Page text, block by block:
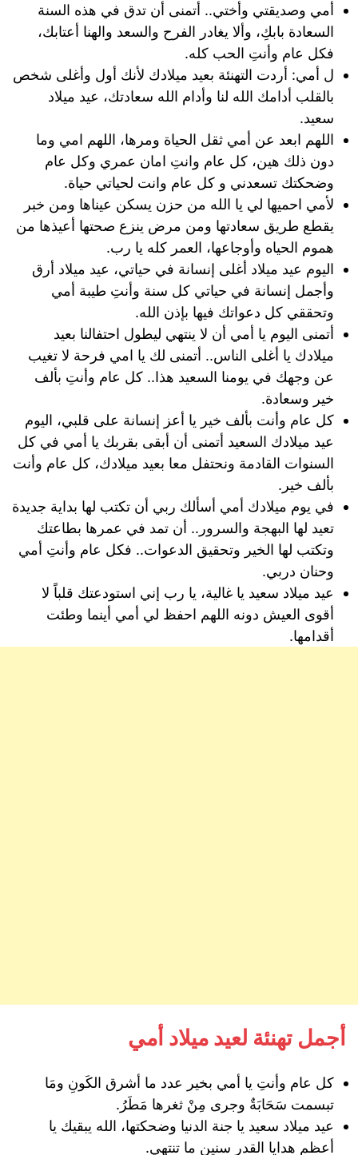
أمي وصديقتي وأختي.. أتمنى أن تدق في هذه السنة
السعادة بابكِ، وألا يغادر الفرح والسعد والهنا أعتابك،
فكل عام وأنتِ الحب كله.
ل أمي: أردت التهنئة بعيد ميلادك لأنك أول وأغلى شخص
بالقلب أدامك الله لنا وأدام الله سعادتك، عيد ميلاد
سعيد.
اللهم ابعد عن أمي ثقل الحياة ومرها، اللهم امي وما
دون ذلك هين‏، كل عام وانتِ امان عمري وكل عام
وضحكتك تسعدني و كل عام وانت لحياتي حياة.
لأمي احميها لي يا الله من حزن يسكن عيناها ومن خبر
يقطع طريق سعادتها ومن مرض ينزع صحتها أعيذها من
هموم الحياه وأوجاعها، العمر كله يا رب.
اليوم عيد ميلاد أغلى إنسانة في حياتي، عيد ميلاد أرق
وأجمل إنسانة في حياتي كل سنة وأنتِ طيبة أمي
وتحققي كل دعواتك فيها بإذن الله.
أتمنى اليوم يا أمي أن لا ينتهي ليطول احتفالنا بعيد
ميلادك يا أغلى الناس.. أتمنى لك يا امي فرحة لا تغيب
عن وجهك في يومنا السعيد هذا.. كل عام وأنتِ بألف
خير وسعادة.
كل عام وأنت بألف خير يا أعز إنسانة على قلبي، اليوم
عيد ميلادك السعيد أتمنى أن أبقى بقربك يا أمي في كل
السنوات القادمة ونحتفل معا بعيد ميلادك، كل عام وأنت
بألف خير.
في يوم ميلادك أمي أسألك ربي أن تكتب لها بداية جديدة
تعيد لها البهجة والسرور.. أن تمد في عمرها بطاعتك
وتكتب لها الخير وتحقيق الدعوات.. فكل عام وأنتِ أمي
وحنان دربي.
عيد ميلاد سعيد يا غالية، يا رب إني استودعتك قلباً لا
أقوى العيش دونه اللهم احفظ لي أمي أينما وطئت
أقدامها.
أجمل تهنئة لعيد ميلاد أمي
كل عام وأنتِ يا أمي بخير عدد ما أشرق الكَونِ ومَا
تبسمت سَحَابَةٌ وجرى مِنْ ثغرها مَطَرُ.
عيد ميلاد سعيد يا جنة الدنيا وضحكتها، الله يبقيك يا
أعظم هدايا القدر سنين ما تنتهي.